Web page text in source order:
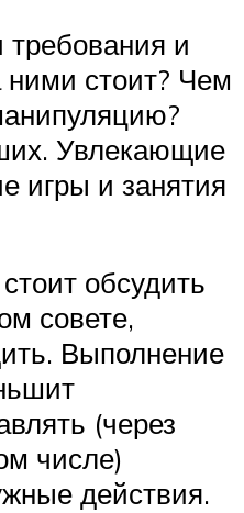
и
стоит? Чем
Увлекающие
игры и занятия
обсудить
совете,
Выполнение
(через
числе)
действия.